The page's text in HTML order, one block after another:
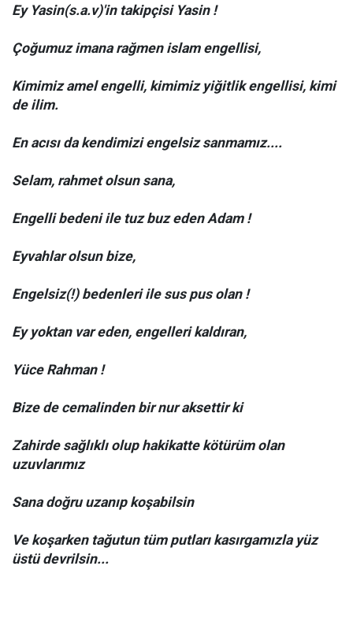
Ey Yasin(s.a.v)'in takipçisi Yasin !
Çoğumuz imana rağmen islam engellisi,
Kimimiz amel engelli, kimimiz yiğitlik engellisi, kimi
de ilim.
En acısı da kendimizi engelsiz sanmamız....
Selam, rahmet olsun sana,
Engelli bedeni ile tuz buz eden Adam !
Eyvahlar olsun bize,
Engelsiz(!) bedenleri ile sus pus olan !
Ey yoktan var eden, engelleri kaldıran,
Yüce Rahman !
Bize de cemalinden bir nur aksettir ki
Zahirde sağlıklı olup hakikatte kötürüm olan
uzuvlarımız
Sana doğru uzanıp koşabilsin
Ve koşarken tağutun tüm putları kasırgamızla yüz
üstü devrilsin...